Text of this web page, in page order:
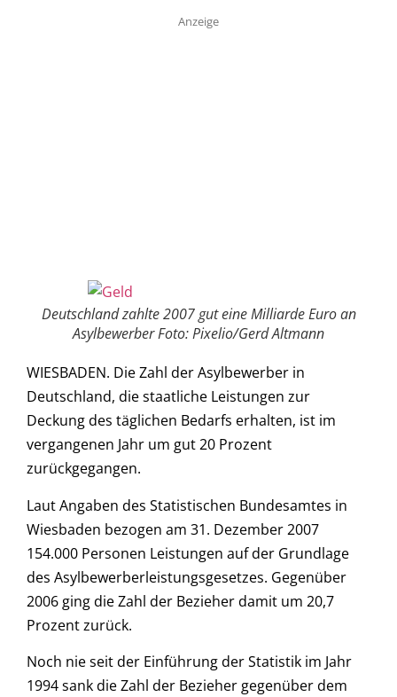
Anzeige
Deutschland zahlte 2007 gut eine Milliarde Euro an
Asylbewerber Foto: Pixelio/Gerd Altmann
WIESBADEN. Die Zahl der Asylbewerber in
Deutschland, die staatliche Leistungen zur
Deckung des täglichen Bedarfs erhalten, ist im
vergangenen Jahr um gut 20 Prozent
zurückgegangen.
Laut Angaben des Statistischen Bundesamtes in
Wiesbaden bezogen am 31. Dezember 2007
154.000 Personen Leistungen auf der Grundlage
des Asylbewerberleistungsgesetzes. Gegenüber
2006 ging die Zahl der Bezieher damit um 20,7
Prozent zurück.
Noch nie seit der Einführung der Statistik im Jahr
1994 sank die Zahl der Bezieher gegenüber dem